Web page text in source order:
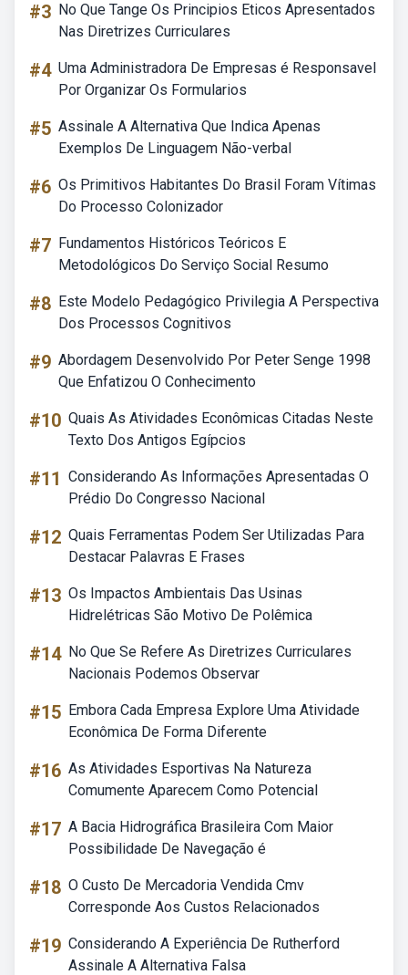
#3 No Que Tange Os Principios Eticos Apresentados
Nas Diretrizes Curriculares
#4 Uma Administradora De Empresas é Responsavel
Por Organizar Os Formularios
#5 Assinale A Alternativa Que Indica Apenas
Exemplos De Linguagem Não-verbal
#6 Os Primitivos Habitantes Do Brasil Foram Vítimas
Do Processo Colonizador
#7 Fundamentos Históricos Teóricos E
Metodológicos Do Serviço Social Resumo
#8 Este Modelo Pedagógico Privilegia A Perspectiva
Dos Processos Cognitivos
#9 Abordagem Desenvolvido Por Peter Senge 1998
Que Enfatizou O Conhecimento
#10 Quais As Atividades Econômicas Citadas Neste
Texto Dos Antigos Egípcios
#11 Considerando As Informações Apresentadas O
Prédio Do Congresso Nacional
#12 Quais Ferramentas Podem Ser Utilizadas Para
Destacar Palavras E Frases
#13 Os Impactos Ambientais Das Usinas
Hidrelétricas São Motivo De Polêmica
#14 No Que Se Refere As Diretrizes Curriculares
Nacionais Podemos Observar
#15 Embora Cada Empresa Explore Uma Atividade
Econômica De Forma Diferente
#16 As Atividades Esportivas Na Natureza
Comumente Aparecem Como Potencial
#17 A Bacia Hidrográfica Brasileira Com Maior
Possibilidade De Navegação é
#18 O Custo De Mercadoria Vendida Cmv
Corresponde Aos Custos Relacionados
#19 Considerando A Experiência De Rutherford
Assinale A Alternativa Falsa